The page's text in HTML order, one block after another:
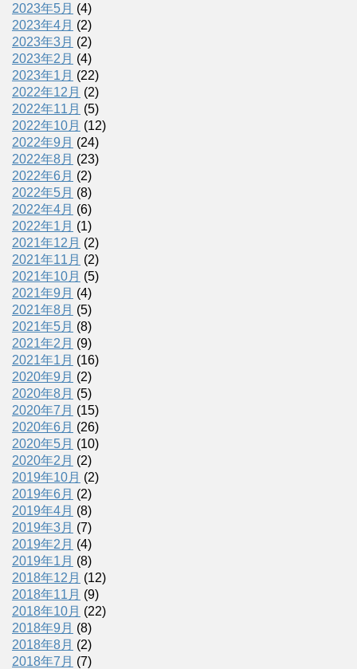
2023年5月 (4)
2023年4月 (2)
2023年3月 (2)
2023年2月 (4)
2023年1月 (22)
2022年12月 (2)
2022年11月 (5)
2022年10月 (12)
2022年9月 (24)
2022年8月 (23)
2022年6月 (2)
2022年5月 (8)
2022年4月 (6)
2022年1月 (1)
2021年12月 (2)
2021年11月 (2)
2021年10月 (5)
2021年9月 (4)
2021年8月 (5)
2021年5月 (8)
2021年2月 (9)
2021年1月 (16)
2020年9月 (2)
2020年8月 (5)
2020年7月 (15)
2020年6月 (26)
2020年5月 (10)
2020年2月 (2)
2019年10月 (2)
2019年6月 (2)
2019年4月 (8)
2019年3月 (7)
2019年2月 (4)
2019年1月 (8)
2018年12月 (12)
2018年11月 (9)
2018年10月 (22)
2018年9月 (8)
2018年8月 (2)
2018年7月 (7)